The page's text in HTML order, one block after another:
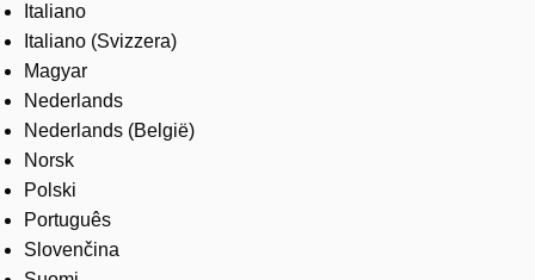
Italiano
Italiano (Svizzera)
Magyar
Nederlands
Nederlands (België)
Norsk
Polski
Português
Slovenčina